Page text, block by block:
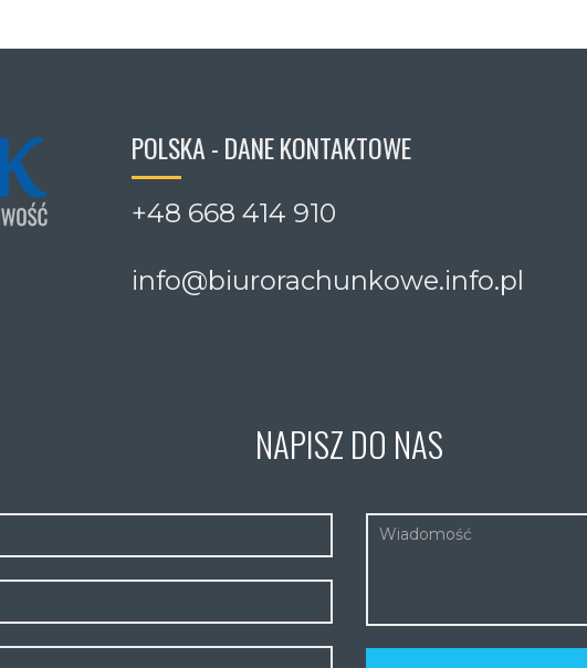
POLSKA - DANE KONTAKTOWE
+48 668 414 910
info@biurorachunkowe.info.pl
NAPISZ DO NAS